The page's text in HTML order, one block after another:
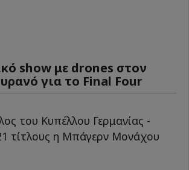
show με drones στον
για το Final Four